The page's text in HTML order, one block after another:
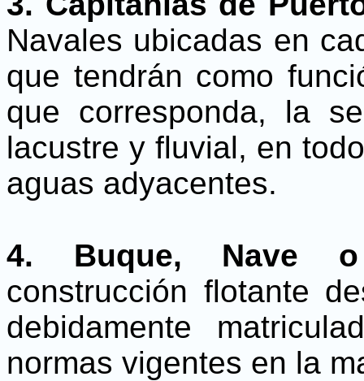
Navales ubicadas en
que tendrán como
que corresponda, la
lacustre y fluvial, en
aguas adyacentes.
4. Buque, Nave o
construcción flotante
debidamente
normas vigentes en la